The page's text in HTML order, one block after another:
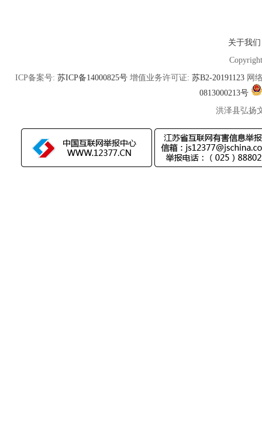
关于我们
ICP备案号: 苏ICP备14000825号 增值业务许可证: 苏B2-20191123 网
0813000213号
洪泽县弘扬